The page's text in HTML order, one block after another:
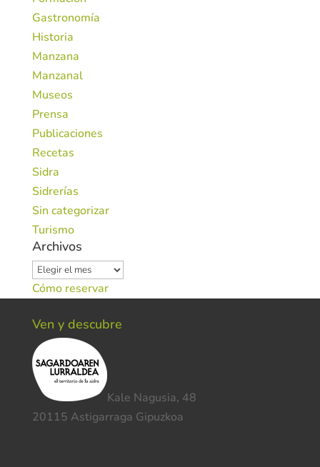
Gastronomía
Historia
Manzana
Manzanal
Museos
Prensa
Publicaciones
Recetas
Sidra
Sidrerías
Sin categorizar
Turismo
Archivos
Archivos
Cómo reservar
Ven y descubre
Kale Nagusia, 48
20115 Astigarraga Gipuzkoa